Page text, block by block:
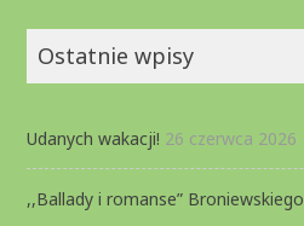
Ostatnie wpisy
Udanych wakacji! 26 czerwca 2026
,,Ballady i romanse” Broniewskiego